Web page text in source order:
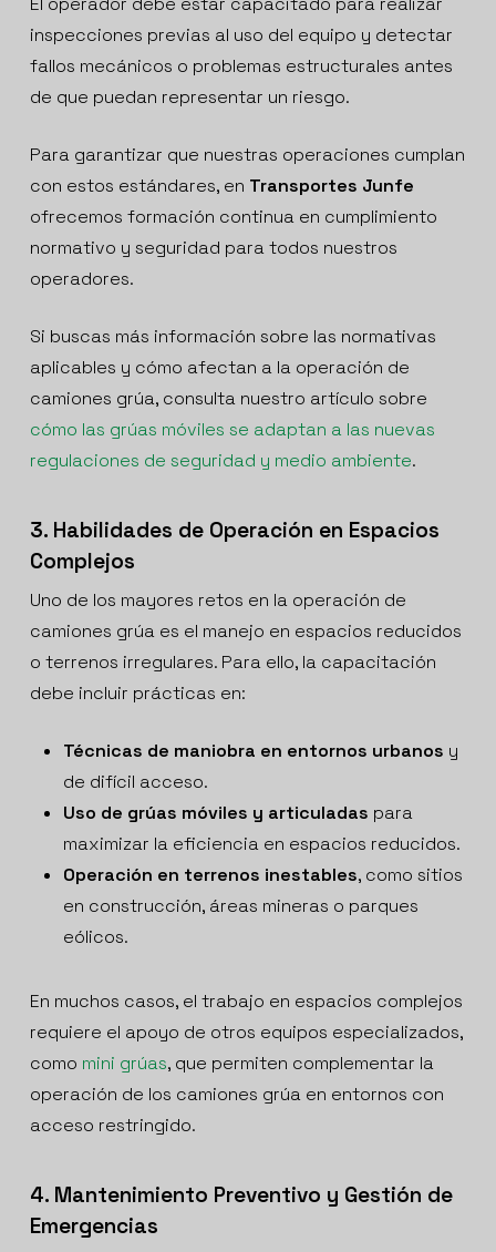
inspecciones previas al uso del equipo y detectar
fallos mecánicos o problemas estructurales antes
de que puedan representar un riesgo.
Para garantizar que nuestras operaciones cumplan
con estos estándares, en Transportes Junfe
ofrecemos formación continua en cumplimiento
normativo y seguridad para todos nuestros
operadores.
Si buscas más información sobre las normativas
aplicables y cómo afectan a la operación de
camiones grúa, consulta nuestro artículo sobre
cómo las grúas móviles se adaptan a las nuevas
regulaciones de seguridad y medio ambiente.
3. Habilidades de Operación en Espacios
Complejos
Uno de los mayores retos en la operación de
camiones grúa es el manejo en espacios reducidos
o terrenos irregulares. Para ello, la capacitación
debe incluir prácticas en:
Técnicas de maniobra en entornos urbanos y
de difícil acceso.
Uso de grúas móviles y articuladas para
maximizar la eficiencia en espacios reducidos.
Operación en terrenos inestables, como sitios
en construcción, áreas mineras o parques
eólicos.
En muchos casos, el trabajo en espacios complejos
requiere el apoyo de otros equipos especializados,
como mini grúas, que permiten complementar la
operación de los camiones grúa en entornos con
acceso restringido.
4. Mantenimiento Preventivo y Gestión de
Emergencias